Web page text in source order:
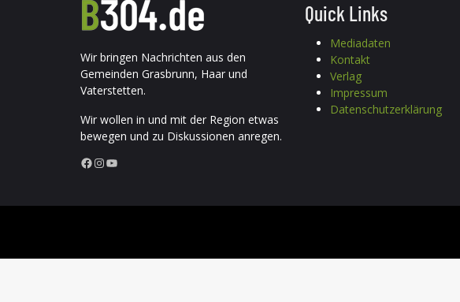
Wir bringen Nachrichten aus den
Gemeinden Grasbrunn, Haar und
Vaterstetten.
Wir wollen in und mit der Region etwas
bewegen und zu Diskussionen anregen.
Facebook InstagramYouTube
Quick Links
Mediadaten
Kontakt
Verlag
Impressum
Datenschutzerklärung